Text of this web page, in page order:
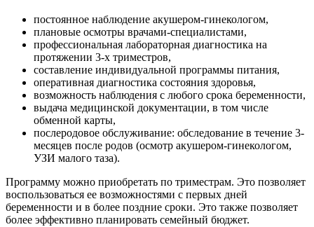
постоянное наблюдение акушером-гинекологом,
плановые осмотры врачами-специалистами,
профессиональная лабораторная диагностика на
протяжении 3-х триместров,
составление индивидуальной программы питания,
оперативная диагностика состояния здоровья,
возможность наблюдения с любого срока беременности,
выдача медицинской документации, в том числе
обменной карты,
послеродовое обслуживание: обследование в течение 3-
месяцев после родов (осмотр акушером-гинекологом,
УЗИ малого таза).
Программу можно приобретать по триместрам. Это позволяет
воспользоваться ее возможностями с первых дней
беременности и в более поздние сроки. Это также позволяет
более эффективно планировать семейный бюджет.